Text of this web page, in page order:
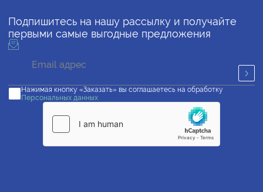
Подпишитесь на нашу рассылку и получайте
первыми самые выгодные предложения
Нажимая кнопку «Заказать» вы соглашаетесь на обработку
Персональных данных